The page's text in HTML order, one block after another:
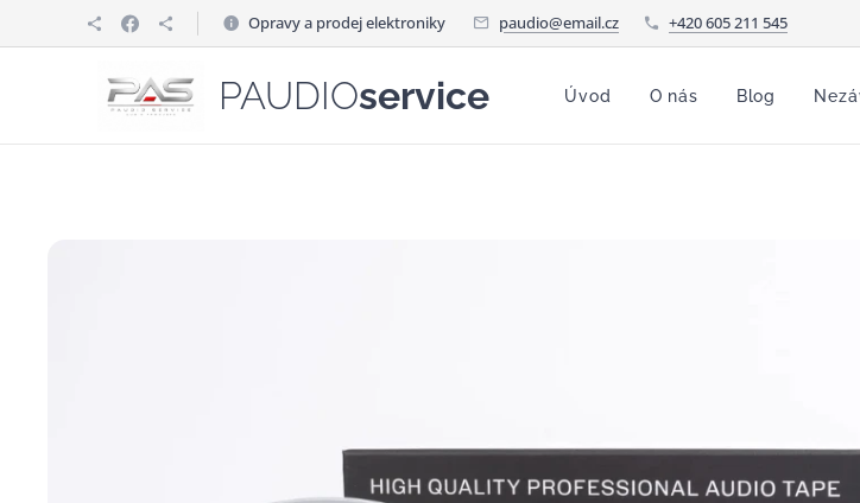
Opravy a prodej elektroniky paudio@email.cz +420 605 211 545
PAUDIOservice Úvod O nás Blog